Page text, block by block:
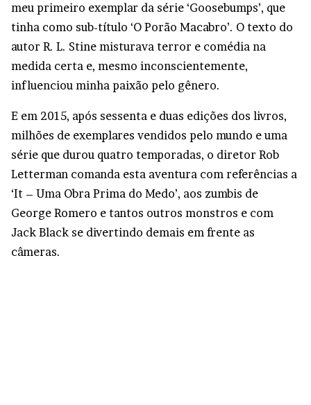
meu primeiro exemplar da série ‘Goosebumps’, que
tinha como sub-título ‘O Porão Macabro’. O texto do
autor R. L. Stine misturava terror e comédia na
medida certa e, mesmo inconscientemente,
influenciou minha paixão pelo gênero.
E em 2015, após sessenta e duas edições dos livros,
milhões de exemplares vendidos pelo mundo e uma
série que durou quatro temporadas, o diretor Rob
Letterman comanda esta aventura com referências a
‘It – Uma Obra Prima do Medo’, aos zumbis de
George Romero e tantos outros monstros e com
Jack Black se divertindo demais em frente as
câmeras.